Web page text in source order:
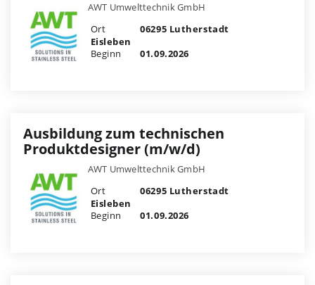
AWT Umwelttechnik GmbH
Ort
06295 Lutherstadt
Eisleben
Beginn
01.09.2026
Ausbildung zum technischen
Produktdesigner (m/w/d)
AWT Umwelttechnik GmbH
Ort
06295 Lutherstadt
Eisleben
Beginn
01.09.2026